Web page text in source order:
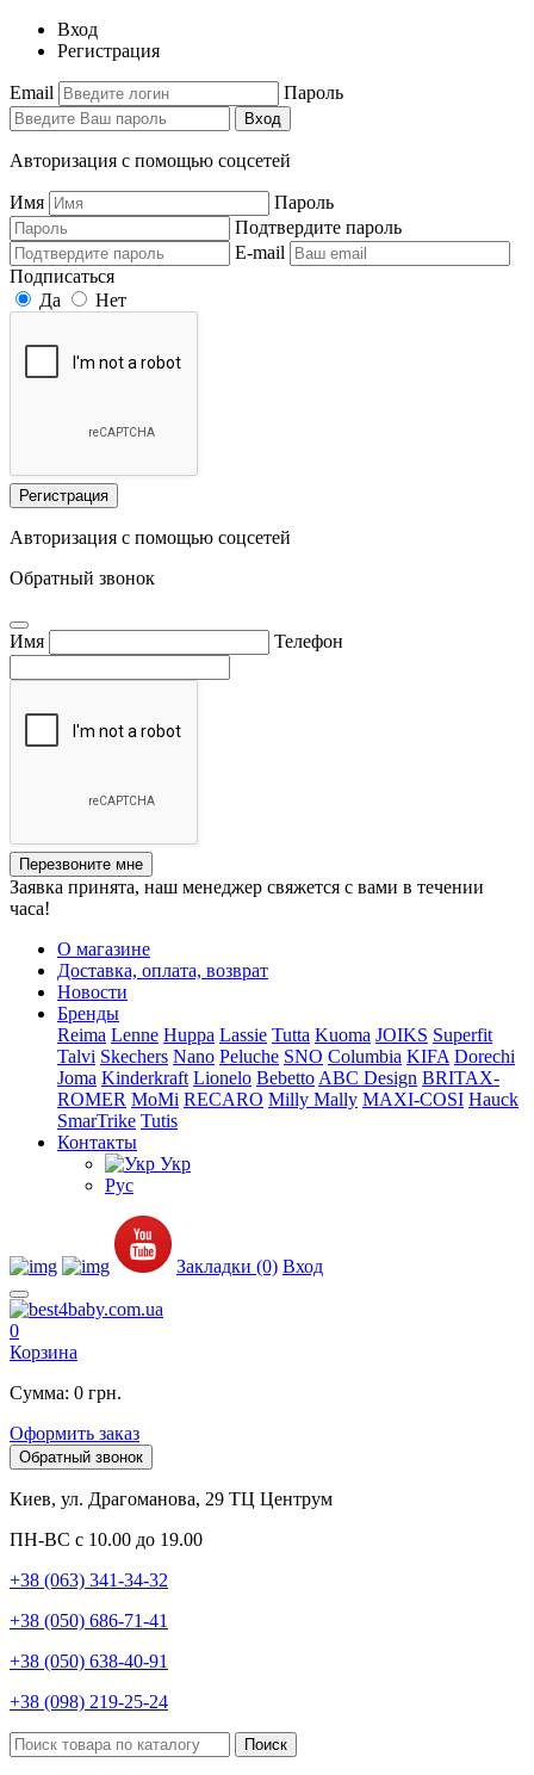
Вход
Регистрация
Email Пароль
Вход
Авторизация с помощью соцсетей
Имя
Пароль
Подтвердите пароль
E-mail
Подписаться
Да
Нет
Регистрация
Авторизация с помощью соцсетей
Обратный звонок
Имя Телефон
Перезвоните мне
Заявка принята, наш менеджер свяжется с вами в течении
часа!
О магазине
Доставка, оплата, возврат
Новости
Бренды
Reima Lenne Huppa Lassie Tutta Kuoma JOIKS Superfit
Talvi Skechers Nano Peluche SNO Columbia KIFA Dorechi
Joma Kinderkraft Lionelo Bebetto ABC Design BRITAX-
ROMER MoMi RECARO Milly Mally MAXI-COSI Hauck
SmarTrike Tutis
Контакты
Укр
Рус
Закладки (0) Вход
0
Корзина
Сумма: 0 грн.
Оформить заказ
Обратный звонок
Киев, ул. Драгоманова, 29 ТЦ Центрум
ПН-ВС с 10.00 до 19.00
+38 (063) 341-34-32
+38 (050) 686-71-41
+38 (050) 638-40-91
+38 (098) 219-25-24
Поиск